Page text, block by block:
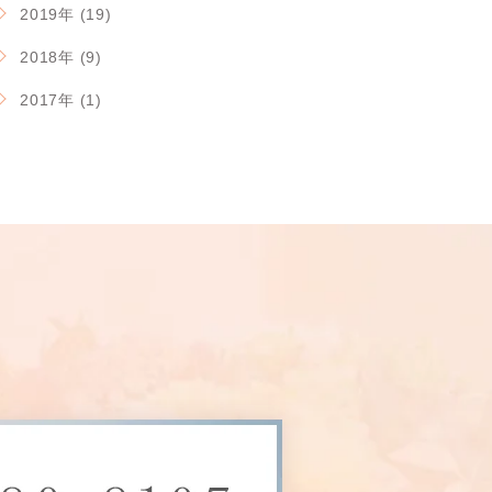
2019年 (19)
2018年 (9)
2017年 (1)